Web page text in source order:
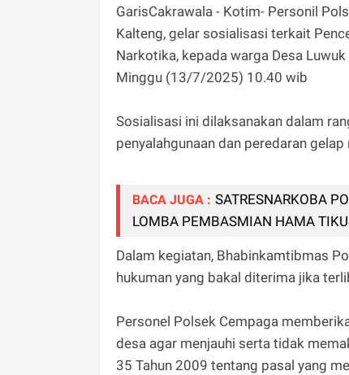
GarisCakrawala - Kotim- Personil
Kalteng, gelar sosialisasi terkait
Narkotika, kepada warga Desa
Minggu (13/7/2025) 10.40 wib
Sosialisasi ini dilaksanakan dalam
penyalahgunaan dan peredaran
BACA JUGA : SATRESNARKOBA
LOMBA PEMBASMIAN HAMA
Dalam kegiatan, Bhabinkamtibmas
hukuman yang bakal diterima jika
Personel Polsek Cempaga
desa agar menjauhi serta tidak
35 Tahun 2009 tentang pasal yang